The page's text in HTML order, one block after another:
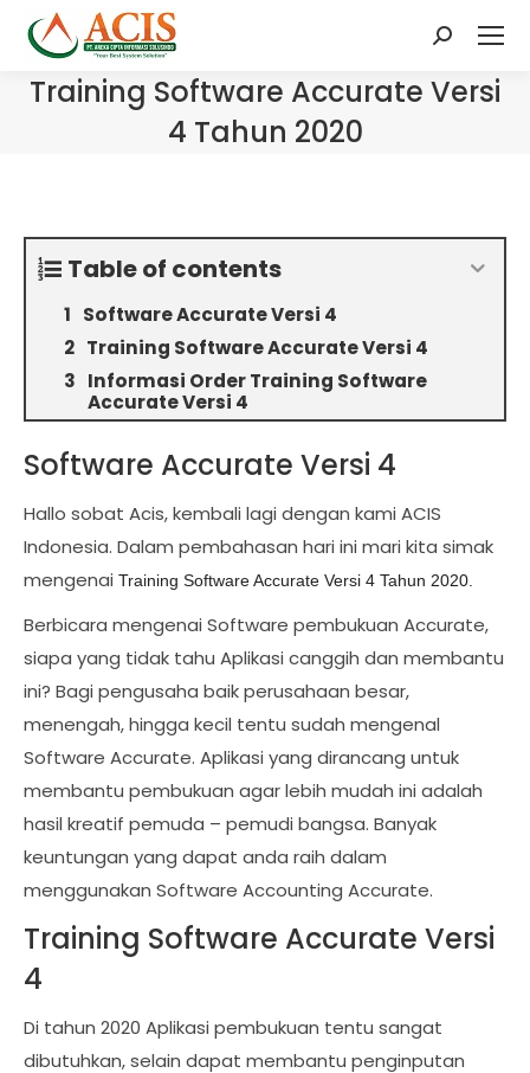
Search:
Training Software Accurate Versi
4 Tahun 2020
Table of contents
Software Accurate Versi 4
Training Software Accurate Versi 4
Informasi Order Training Software
Accurate Versi 4
Software Accurate Versi 4
Hallo sobat Acis, kembali lagi dengan kami ACIS
Indonesia. Dalam pembahasan hari ini mari kita simak
mengenai Training Software Accurate Versi 4 Tahun 2020.
Berbicara mengenai Software pembukuan Accurate,
siapa yang tidak tahu Aplikasi canggih dan membantu
ini? Bagi pengusaha baik perusahaan besar,
menengah, hingga kecil tentu sudah mengenal
Software Accurate. Aplikasi yang dirancang untuk
membantu pembukuan agar lebih mudah ini adalah
hasil kreatif pemuda – pemudi bangsa. Banyak
keuntungan yang dapat anda raih dalam
menggunakan Software Accounting Accurate.
Training Software Accurate Versi
4
Di tahun 2020 Aplikasi pembukuan tentu sangat
dibutuhkan, selain dapat membantu penginputan